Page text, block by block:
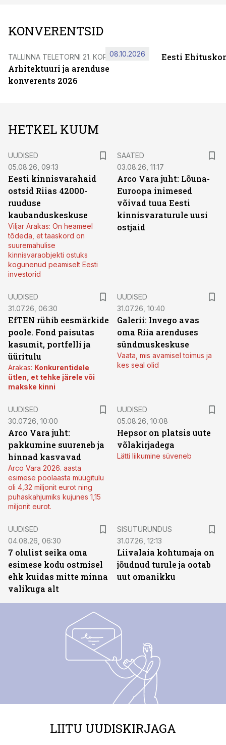
KONVERENTSID
TALLINNA TELETORNI 21. KORRUSEL
Arhitektuuri ja arenduse
konverents 2026
08.10.2026 Eesti
HETKEL KUUM
UUDISED
05.08.26, 09:13
Eesti kinnisvarahaid
ostsid Riias 42000-
ruuduse
kaubanduskeskuse
Viljar Arakas: On heameel
tõdeda, et taaskord on
suuremahulise
kinnisvaraobjekti ostuks
kogunenud peamiselt Eesti
investorid
SAATED
03.08.26, 11:17
Arco Vara juht: Lõuna-
Euroopa inimesed
võivad tuua Eesti
kinnisvaraturule uusi
ostjaid
UUDISED
31.07.26, 06:30
EfTEN rühib eesmärkide
poole. Fond paisutas
kasumit, portfelli ja
üüritulu
Arakas: Konkurentidele
ütlen, et tehke järele või
makske kinni
UUDISED
31.07.26, 10:40
Galerii: Invego avas
oma Riia arenduses
sündmuskeskuse
Vaata, mis avamisel toimus ja
kes seal olid
UUDISED
30.07.26, 10:00
Arco Vara juht:
pakkumine suureneb ja
hinnad kasvavad
Arco Vara 2026. aasta
esimese poolaasta müügitulu
oli 4,32 miljonit eurot ning
puhaskahjumiks kujunes 1,15
miljonit eurot.
UUDISED
05.08.26, 10:08
Hepsor on platsis uute
võlakirjadega
Lätti liikumine süveneb
UUDISED
04.08.26, 06:30
7 olulist seika oma
esimese kodu ostmisel
ehk kuidas mitte minna
valikuga alt
SISUTURUNDUS
31.07.26, 12:13
Liivalaia kohtumaja on
jõudnud turule ja ootab
uut omanikku
LIITU UUDISKIRJAGA